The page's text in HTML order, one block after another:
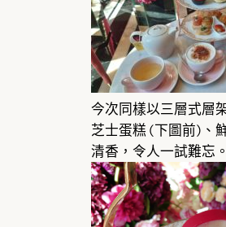
今次同樣以三層式層
芝士蛋糕 (下圖前)、
清香，令人一試難忘。